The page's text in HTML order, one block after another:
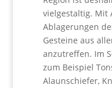
vielgestaltig. Mit
Ablagerungen
Gesteine aus
anzutreffen. Im
zum Beispiel
Alaunschiefer,